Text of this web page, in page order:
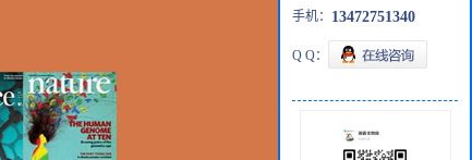
手机： 13472751340
Q Q：